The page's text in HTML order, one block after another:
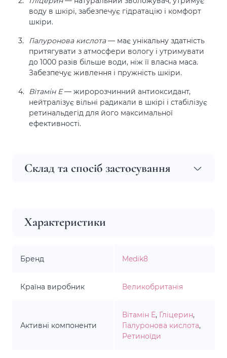
воду в шкірі, забезпечує гідратацію і комфорт
шкіри.
Гіалуронова кислота— має унікальну здатність
притягувати з атмосфери вологу і утримувати
до 1000 разів більше води, ніж її власна маса.
Забезпечує живлення і пружність шкіри.
Вітамін Е— жиророзчинний антиоксидант,
нейтралізує вільні радикали в шкірі і стабілізує
ретинальдегід для його максимальної
ефективності.
Склад та спосіб застосування
Характеристики
Бренд Medik8
Країна виробник Великобританія
Активні компоненти
Вітамін E, Гліцерин,
Гіалуронова кислота,
Ретиноїди